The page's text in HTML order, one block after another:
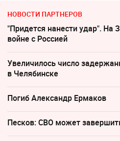
НОВОСТИ ПАРТНЕРОВ
"Придется нанести удар". На
войне с Россией
Увеличилось число
в Челябинске
Погиб Александр Ермаков
Песков: СВО может